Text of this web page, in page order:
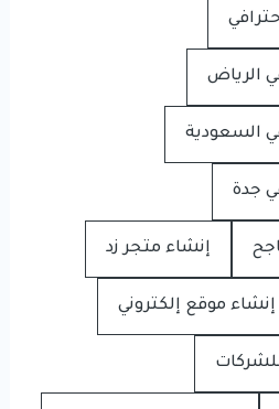
الرياض
السعودية
جدة
إنشاء متجر زد
إنشاء موقع إلكتروني